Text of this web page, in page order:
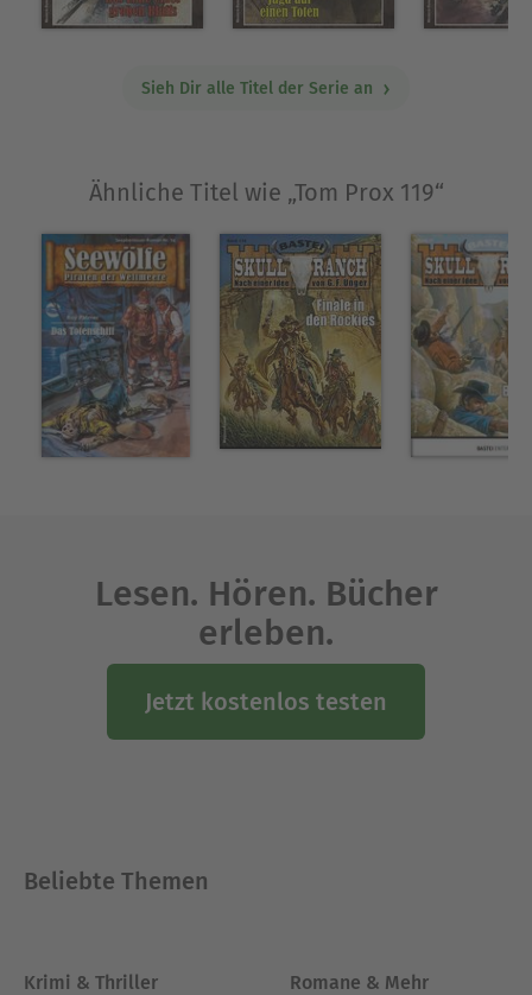
Sieh Dir alle Titel der Serie an
Ähnliche Titel wie „Tom Prox 119“
Lesen. Hören. Bücher
erleben.
Jetzt kostenlos testen
Beliebte Themen
Krimi & Thriller Romane & Mehr